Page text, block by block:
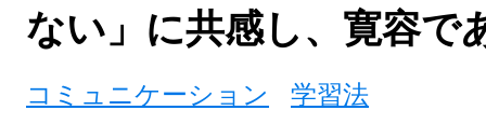
ない」に共感し、寛容で
コミュニケーション
学習法